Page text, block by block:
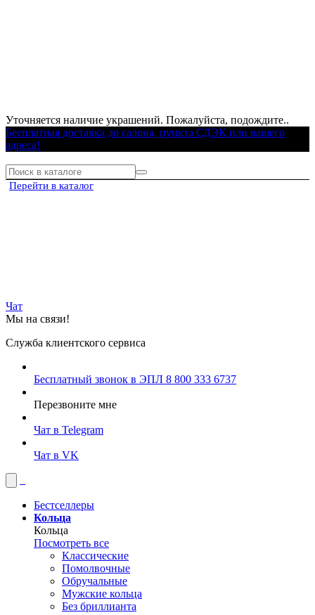
Уточняется наличие украшений. Пожалуйста, подождите..
Бесплатная доставка до салона, пункта СДЭК или вашего
адреса!
Перейти в каталог
Чат
Мы на связи!
Служба клиентского сервиса
Бесплатный звонок в ЭПЛ 8 800 333 6737
Перезвоните мне
Чат в Telegram
Чат в VK
Бестселлеры
Кольца
Кольца
Посмотреть все
Классические
Помолвочные
Обручальные
Мужские кольца
Без бриллианта